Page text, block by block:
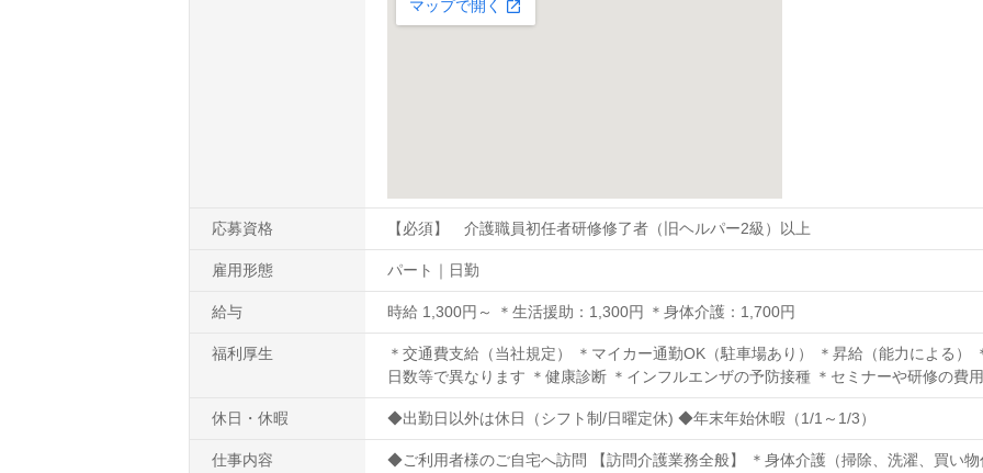
応募資格 【必須】 介護職員初任者研修修了者（旧ヘルパー2級）以上
雇用形態 パート｜日勤
給与 時給 1,300円～ ＊生活援助：1,300円 ＊身体介護：1,700円
福利厚生
＊交通費支給（当社規定） ＊マイカー通勤OK（駐車場あり） ＊昇給（能力による
日数等で異なります ＊健康診断 ＊インフルエンザの予防接種 ＊セミナーや研修の費
休日・休暇 ◆出勤日以外は休日（シフト制/日曜定休) ◆年末年始休暇（1/1～1/3）
仕事内容
◆ご利用者様のご自宅へ訪問 【訪問介護業務全般】 ＊身体介護（掃除、洗濯、買い